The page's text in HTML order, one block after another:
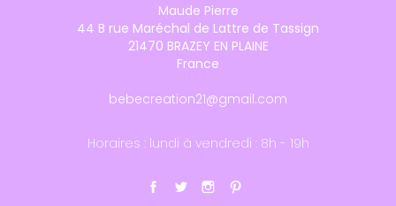
Maude Pierre
44 B rue Maréchal de Lattre de Tassign
21470 BRAZEY EN PLAINE
France
bebecreation21@gmail.com
Horaires : lundi à vendredi : 8h - 19h